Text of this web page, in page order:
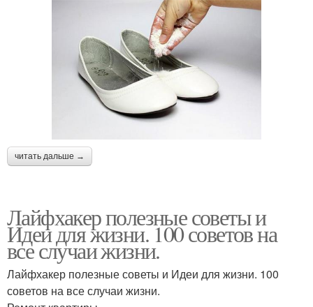
читать дальше →
Лайфхакер полезные советы и
Идеи для жизни. 100 советов на
все случаи жизни.
Лайфхакер полезные советы и Идеи для жизни. 100
советов на все случаи жизни.